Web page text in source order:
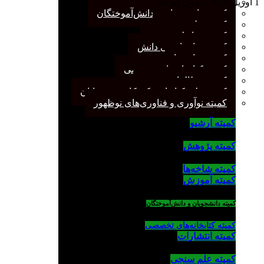
کمیته دانشجویان و دانش‌آموختگان
کمیته علم سنجی
کمیته روابط عمومی
کمیته سازماندهی دانش
کمیته شاخه‌ها
کمیته کتابخانه‌های تخصصی
کمیته مطالعات صنفی
کمیته ملی کتابداری کودکان و نوجوانان
کمیته نوآوری و فناوری‌های نوظهور
کمیته آرشیو
کمیته پژوهش
کمیته شاخه‌ها
کمیته آموزش
کمیته دانشجویان و دانش‌آموختگان
کمیته کتابخانه‌های تخصصی
کمیته انتشارات
کمیته علم سنجی